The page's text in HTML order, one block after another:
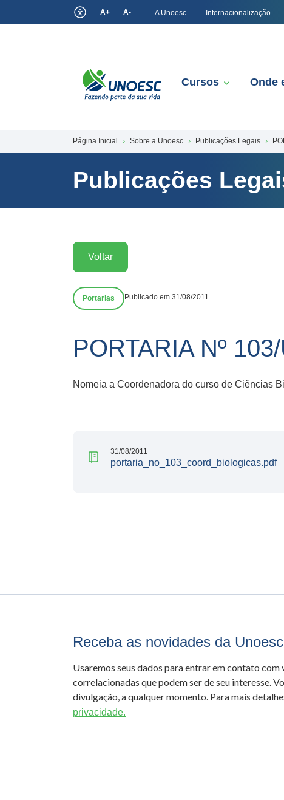
A+ A- A Unoesc Internacionalização
Cursos Onde
Página Inicial Sobre a Unoesc Publicações Legais
Publicações
Voltar
Portarias Publicado em 31/08/2011
PORTARIA Nº
Nomeia a Coordenadora do curso de Ciências
31/08/2011
portaria_no_103_coord_biologicas.pdf
Receba as novidades da Unoesc
Usaremos seus dados para entrar em contato
correlacionadas que podem ser de seu interesse.
divulgação, a qualquer momento. Para mais
privacidade.